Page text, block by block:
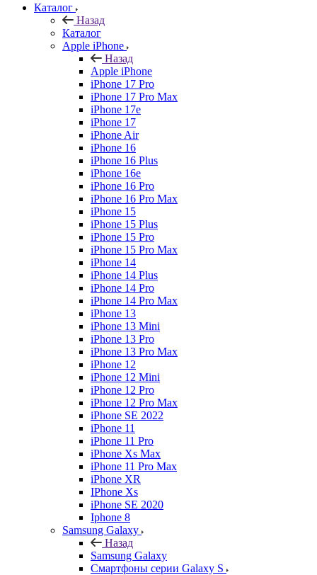
Каталог
Назад
Каталог
Apple iPhone
Назад
Apple iPhone
iPhone 17 Pro
iPhone 17 Pro Max
iPhone 17e
iPhone 17
iPhone Air
iPhone 16
iPhone 16 Plus
iPhone 16e
iPhone 16 Pro
iPhone 16 Pro Max
iPhone 15
iPhone 15 Plus
iPhone 15 Pro
iPhone 15 Pro Max
iPhone 14
iPhone 14 Plus
iPhone 14 Pro
iPhone 14 Pro Max
iPhone 13
iPhone 13 Mini
iPhone 13 Pro
iPhone 13 Pro Max
iPhone 12
iPhone 12 Mini
iPhone 12 Pro
iPhone 12 Pro Max
iPhone SE 2022
iPhone 11
iPhone 11 Pro
iPhone Xs Max
iPhone 11 Pro Max
iPhone XR
IPhone Xs
iPhone SE 2020
Iphone 8
Samsung Galaxy
Назад
Samsung Galaxy
Смартфоны серии Galaxy S